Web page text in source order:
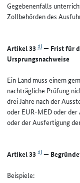
Gegebenenfalls
Zollbehörden des
Artikel 33 1)— Frist für
Ursprungsnachweise
Ein Land muss einem
nachträgliche Prüfung
drei Jahre nach der
oder EUR-MED oder
oder der Ausfertigung
Artikel 33 1)—
Beispiele: